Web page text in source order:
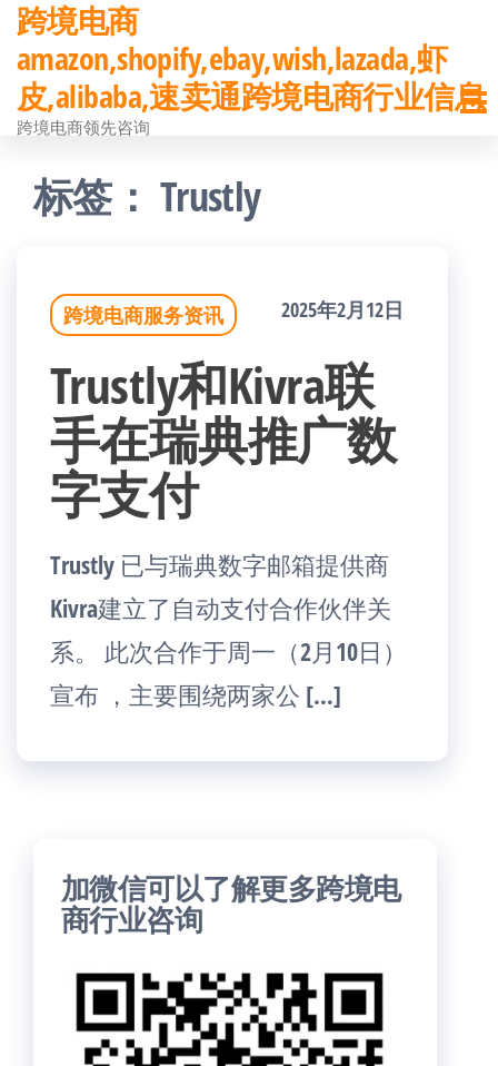
前
往
内
跨境电商
amazon,shopify,ebay,wish,lazada,虾
皮,alibaba,速卖通跨境电商行业信息
跨境电商领先咨询
标签：Trustly
跨境电商服务资讯 2025年2月12日
Trustly和Kivra联
手在瑞典推广数
字支付
Trustly 已与瑞典数字邮箱提供商
Kivra建立了自动支付合作伙伴关
系。 此次合作于周一（2月10日）
宣布 ，主要围绕两家公 […]
加微信可以了解更多跨境电
商行业咨询